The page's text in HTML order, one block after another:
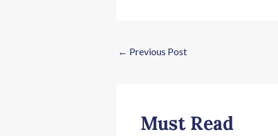
← Previous Post
Must Read